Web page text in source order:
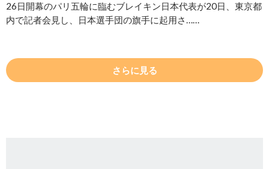
26日開幕のパリ五輪に臨むブレイキン日本代表が20日、東京都
内で記者会見し、日本選手団の旗手に起用さ……
さらに見る